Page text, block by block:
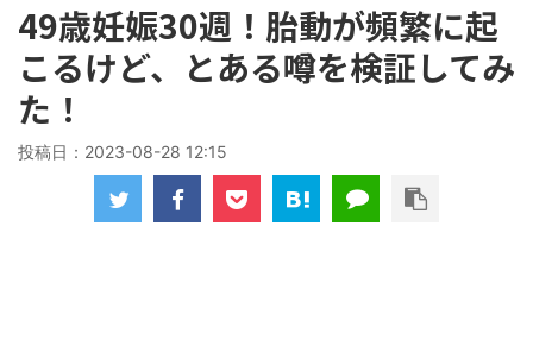
49歳妊娠30週！胎動が頻繁に起
こるけど、とある噂を検証してみ
た！
投稿日： 2023-08-28 12:15